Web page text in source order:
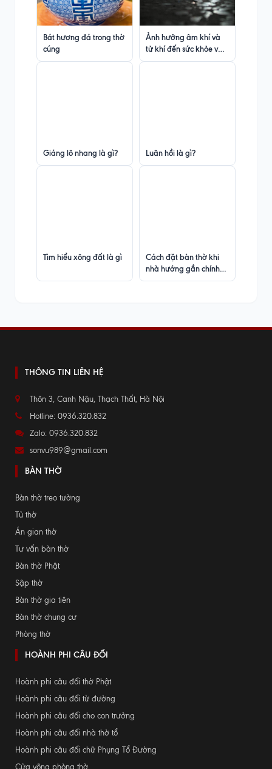
Bát hương đá trong thờ
cúng
Ảnh hưởng âm khí và
tử khí đến sức khỏe và
tinh thần
Giáng lô nhang là gì? Luân hồi là gì?
Tìm hiểu xông đất là gì
Cách đặt bàn thờ khi
nhà hướng gần chính
Bắc
THÔNG TIN LIÊN HỆ
Thôn 3, Canh Nậu, Thạch Thất, Hà Nội
Hotline: 0936.320.832
Zalo: 0936.320.832
sonvu989@gmail.com
BÀN THỜ
Bàn thờ treo tường
Tủ thờ
Án gian thờ
Tư vấn bàn thờ
Bàn thờ Phật
Sập thờ
Bàn thờ gia tiên
Bàn thờ chung cư
Phòng thờ
HOÀNH PHI CÂU ĐỐI
Hoành phi câu đối thờ Phật
Hoành phi câu đối từ đường
Hoành phi câu đối cho con trưởng
Hoành phi câu đối nhà thờ tổ
Hoành phi câu đối chữ Phụng Tổ Đường
Cửa võng phòng thờ